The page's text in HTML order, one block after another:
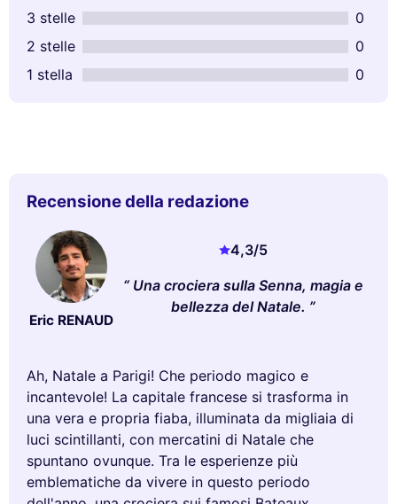
3 stelle
0
2 stelle
0
1 stella
0
Recensione della redazione
Eric RENAUD
4,3/5
Una crociera sulla Senna, magia e
bellezza del Natale.
Ah, Natale a Parigi! Che periodo magico e
incantevole! La capitale francese si trasforma in
una vera e propria fiaba, illuminata da migliaia di
luci scintillanti, con mercatini di Natale che
spuntano ovunque. Tra le esperienze più
emblematiche da vivere in questo periodo